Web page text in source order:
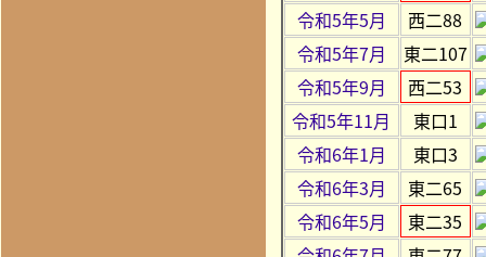
令和5年5月
西二88
令和5年7月
東二107
令和5年9月
西二53
令和5年11月
東口1
令和6年1月
東口3
令和6年3月
東二65
令和6年5月
東二35